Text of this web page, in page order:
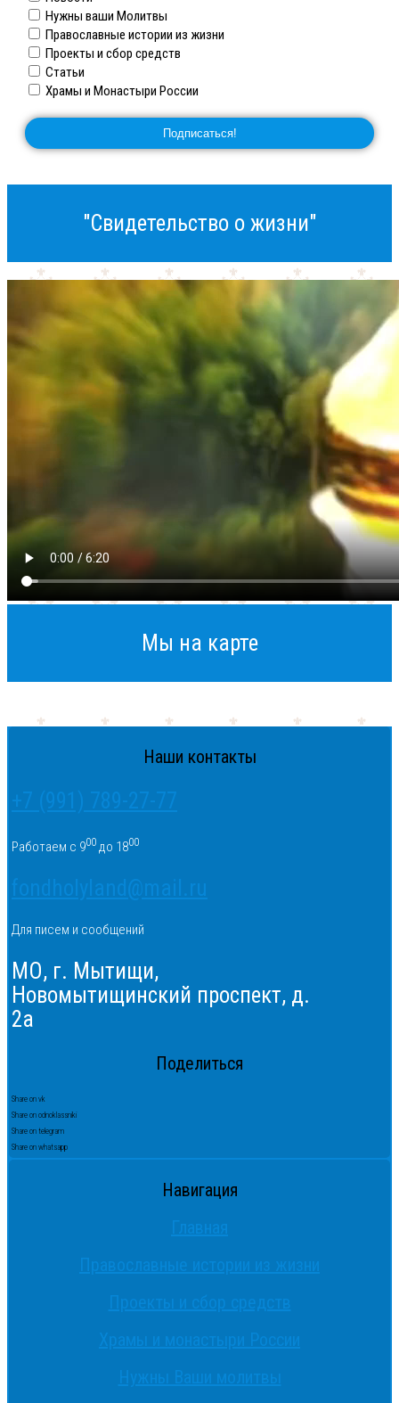
Нужны ваши Молитвы
Православные истории из жизни
Проекты и сбор средств
Статьи
Храмы и Монастыри России
"Свидетельство о жизни"
Мы на карте
Наши контакты
+7 (991) 789-27-77
Работаем с 900 до 1800
fondholyland@mail.ru
Для писем и сообщений
МО, г. Мытищи,
Новомытищинский проспект, д.
2а
Поделиться
Share on vk
Share on odnoklassniki
Share on telegram
Share on whatsapp
Навигация
Главная
Православные истории из жизни
Проекты и сбор средств
Храмы и монастыри России
Нужны Ваши молитвы